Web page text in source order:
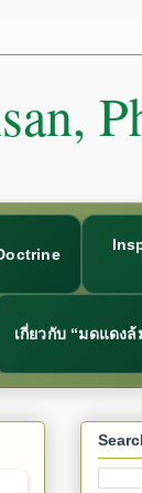
เกี่ยวกับ “มดแดงล้